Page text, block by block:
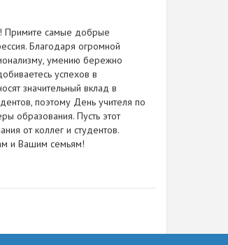
Примите самые добрые
Благодаря огромной
умению бережно
успехов в
значительный вклад в
поэтому День учителя по
образования. Пусть этот
от коллег и студентов.
и Вашим семьям!